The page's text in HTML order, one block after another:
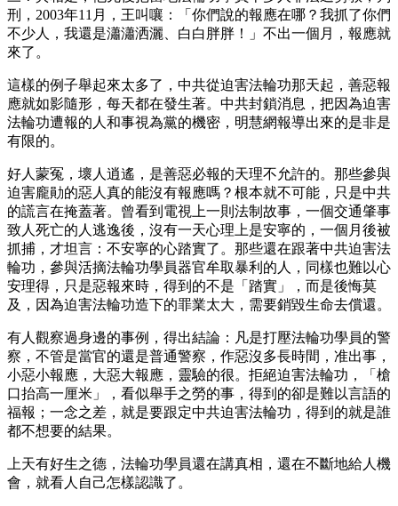
刑，2003年11月，王叫嚷：「你們說的報應在哪？我抓了你們
不少人，我還是瀟瀟洒灑、白白胖胖！」不出一個月，報應就
來了。
這樣的例子舉起來太多了，中共從迫害法輪功那天起，善惡報
應就如影隨形，每天都在發生著。中共封鎖消息，把因為迫害
法輪功遭報的人和事視為黨的機密，明慧網報導出來的是非是
有限的。
好人蒙冤，壞人逍遙，是善惡必報的天理不允許的。那些參與
迫害龐勛的惡人真的能沒有報應嗎？根本就不可能，只是中共
的謊言在掩蓋著。曾看到電視上一則法制故事，一個交通肇事
致人死亡的人逃逸後，沒有一天心理上是安寧的，一個月後被
抓捕，才坦言：不安寧的心踏實了。那些還在跟著中共迫害法
輪功，參與活摘法輪功學員器官牟取暴利的人，同樣也難以心
安理得，只是惡報來時，得到的不是「踏實」，而是後悔莫
及，因為迫害法輪功造下的罪業太大，需要銷毀生命去償還。
有人觀察過身邊的事例，得出結論：凡是打壓法輪功學員的警
察，不管是當官的還是普通警察，作惡沒多長時間，准出事，
小惡小報應，大惡大報應，靈驗的很。拒絕迫害法輪功，「槍
口抬高一厘米」，看似舉手之勞的事，得到的卻是難以言語的
福報；一念之差，就是要跟定中共迫害法輪功，得到的就是誰
都不想要的結果。
上天有好生之德，法輪功學員還在講真相，還在不斷地給人機
會，就看人自己怎樣認識了。